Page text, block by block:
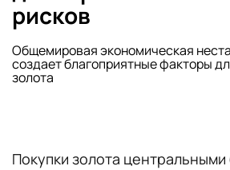
рисков
Общемировая экономическая
создает благоприятные факторы
золота
Покупки золота